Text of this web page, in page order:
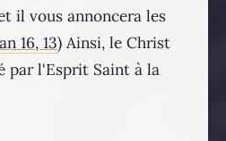
il vous annoncera les
16, 13) Ainsi, le Christ
par l'Esprit Saint à la